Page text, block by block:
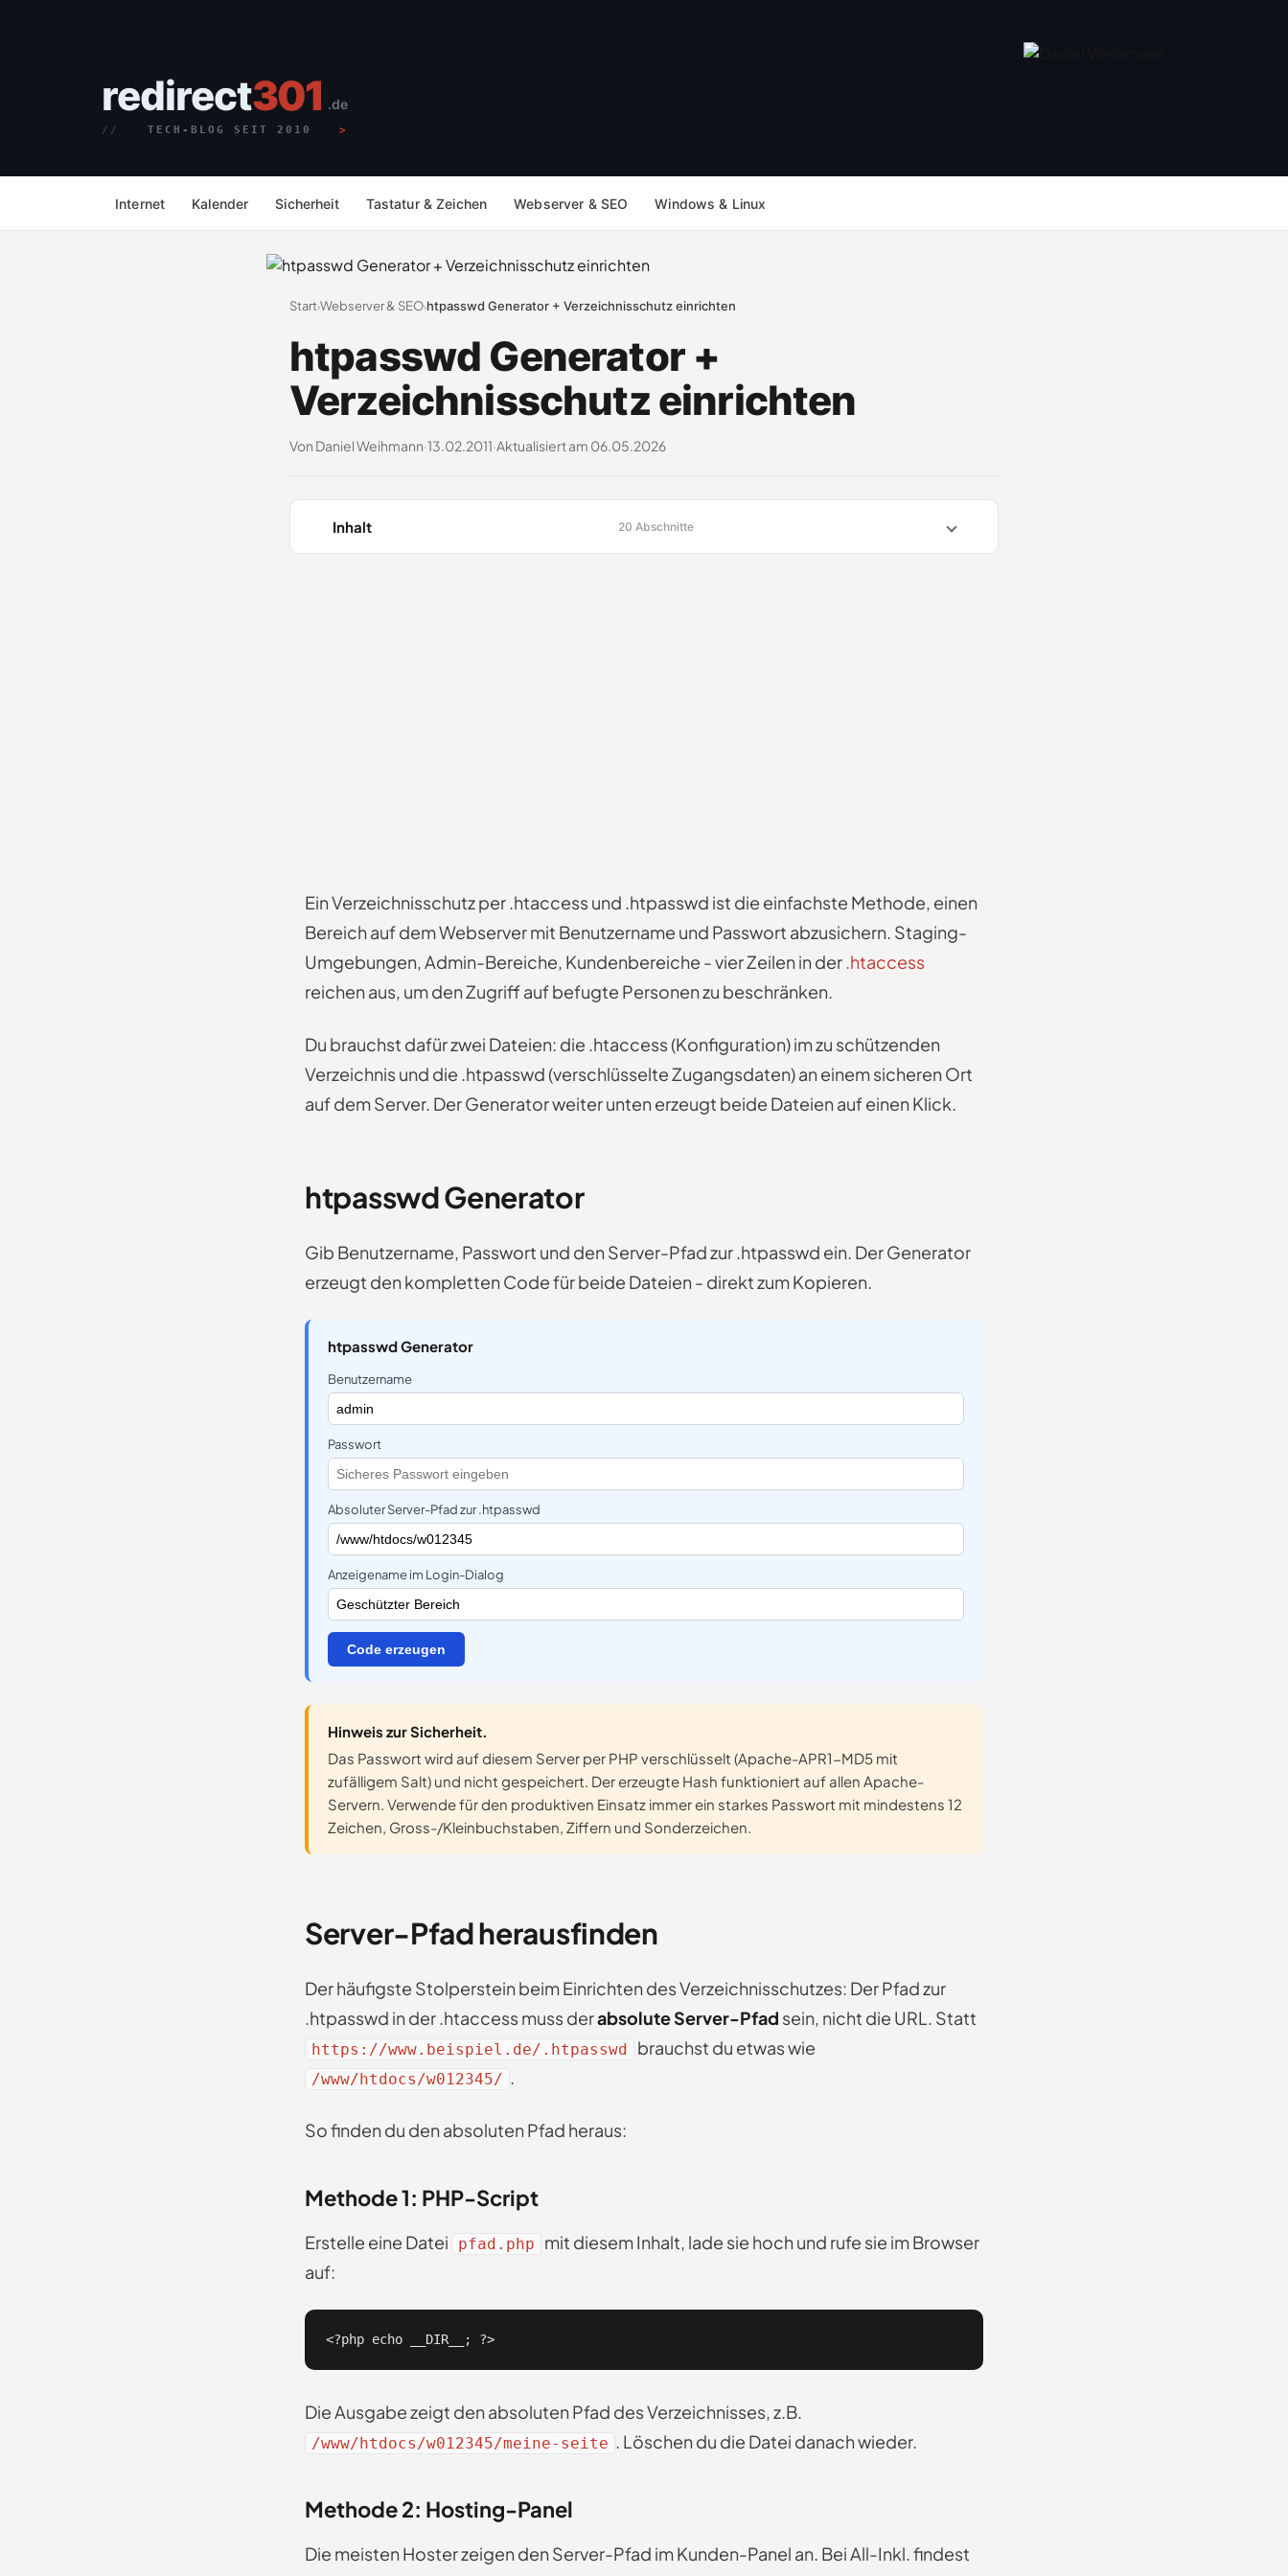
redirect301 .de
TECH-BLOG SEIT 2010
Internet Kalender Sicherheit Tastatur & Zeichen Webserver & SEO Windows & Linux
Start›Webserver & SEO›htpasswd Generator + Verzeichnisschutz einrichten
htpasswd Generator +
Verzeichnisschutz einrichten
Von Daniel Weihmann·13.02.2011·Aktualisiert am 06.05.2026
Inhalt 20 Abschnitte
Ein Verzeichnisschutz per .htaccess und .htpasswd ist die einfachste Methode, einen
Bereich auf dem Webserver mit Benutzername und Passwort abzusichern. Staging-
Umgebungen, Admin-Bereiche, Kundenbereiche - vier Zeilen in der.htaccess
reichen aus, um den Zugriff auf befugte Personen zu beschränken.
Du brauchst dafür zwei Dateien: die .htaccess (Konfiguration) im zu schützenden
Verzeichnis und die .htpasswd (verschlüsselte Zugangsdaten) an einem sicheren Ort
auf dem Server. Der Generator weiter unten erzeugt beide Dateien auf einen Klick.
htpasswd Generator
Gib Benutzername, Passwort und den Server-Pfad zur .htpasswd ein. Der Generator
erzeugt den kompletten Code für beide Dateien - direkt zum Kopieren.
htpasswd Generator
Benutzername
Passwort
Absoluter Server-Pfad zur .htpasswd
Anzeigename im Login-Dialog
Code erzeugen
Hinweis zur Sicherheit.
Das Passwort wird auf diesem Server per PHP verschlüsselt (Apache-APR1-MD5 mit
zufälligem Salt) und nicht gespeichert. Der erzeugte Hash funktioniert auf allen Apache-
Servern. Verwende für den produktiven Einsatz immer ein starkes Passwort mit mindestens 12
Zeichen, Gross-/Kleinbuchstaben, Ziffern und Sonderzeichen.
Server-Pfad herausfinden
Der häufigste Stolperstein beim Einrichten des Verzeichnisschutzes: Der Pfad zur
.htpasswd in der .htaccess muss derabsolute Server-Pfad sein, nicht die URL. Statt
https://www.beispiel.de/.htpasswd brauchst du etwas wie
/www/htdocs/w012345/ .
So finden du den absoluten Pfad heraus:
Methode 1: PHP-Script
Erstelle eine Datei pfad.php
mit diesem Inhalt, lade sie hoch und rufe sie im Browser
auf:
<?php echo __DIR__; ?>
Die Ausgabe zeigt den absoluten Pfad des Verzeichnisses, z.B.
/www/htdocs/w012345/meine-seite . Löschen du die Datei danach wieder.
Methode 2: Hosting-Panel
Die meisten Hoster zeigen den Server-Pfad im Kunden-Panel an. Bei All-Inkl. findest